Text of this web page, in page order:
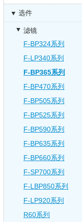
选件
滤镜
F-BP324系列
F-LP340系列
F-BP365系列
F-BP470系列
F-BP505系列
F-BP525系列
F-BP590系列
F-BP635系列
F-BP660系列
F-SP700系列
F-LBP850系列
F-LP920系列
R60系列